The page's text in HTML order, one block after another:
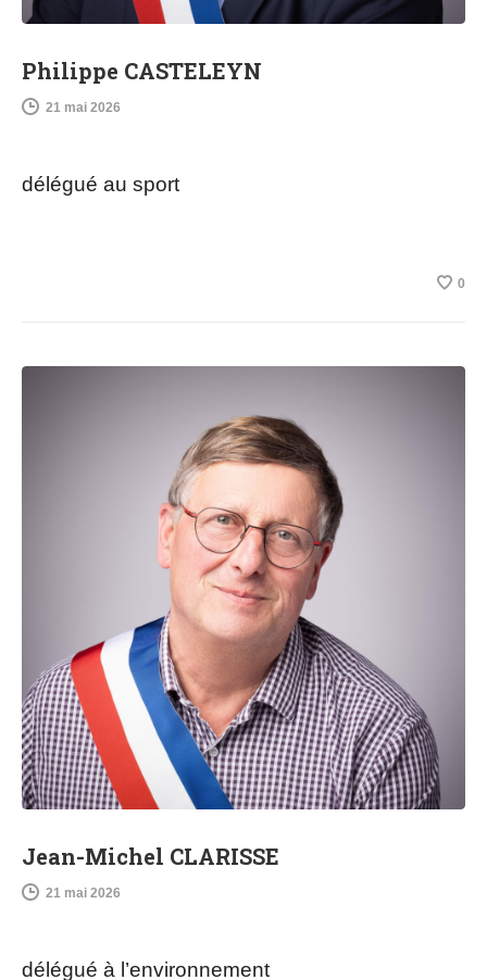
Philippe CASTELEYN
21 mai 2026
délégué au sport
0
Jean-Michel CLARISSE
21 mai 2026
délégué à l’environnement